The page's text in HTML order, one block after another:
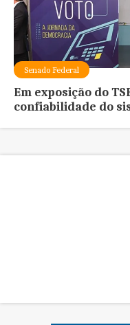
Senado Federal
Em exposição do
confiabilidade do